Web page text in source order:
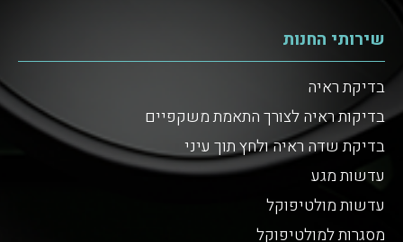
שירותי החנות
בדיקת ראיה
בדיקות ראיה לצורך התאמת משקפיים
בדיקת שדה ראיה ולחץ תוך עיני
עדשות מגע
עדשות מולטיפוקל
מסגרות למולטיפוקל